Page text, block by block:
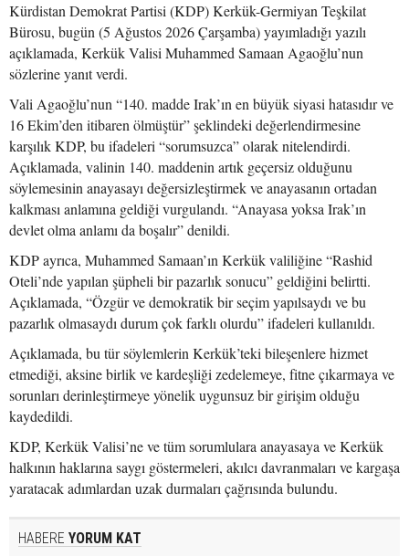
Kürdistan Demokrat Partisi (KDP) Kerkük-Germiyan Teşkilat
Bürosu, bugün (5 Ağustos 2026 Çarşamba) yayımladığı yazılı
açıklamada, Kerkük Valisi Muhammed Samaan Agaoğlu’nun
sözlerine yanıt verdi.
Vali Agaoğlu’nun “140. madde Irak’ın en büyük siyasi hatasıdır ve
16 Ekim’den itibaren ölmüştür” şeklindeki değerlendirmesine
karşılık KDP, bu ifadeleri “sorumsuzca” olarak nitelendirdi.
Açıklamada, valinin 140. maddenin artık geçersiz olduğunu
söylemesinin anayasayı değersizleştirmek ve anayasanın ortadan
kalkması anlamına geldiği vurgulandı. “Anayasa yoksa Irak’ın
devlet olma anlamı da boşalır” denildi.
KDP ayrıca, Muhammed Samaan’ın Kerkük valiliğine “Rashid
Oteli’nde yapılan şüpheli bir pazarlık sonucu” geldiğini belirtti.
Açıklamada, “Özgür ve demokratik bir seçim yapılsaydı ve bu
pazarlık olmasaydı durum çok farklı olurdu” ifadeleri kullanıldı.
Açıklamada, bu tür söylemlerin Kerkük’teki bileşenlere hizmet
etmediği, aksine birlik ve kardeşliği zedelemeye, fitne çıkarmaya ve
sorunları derinleştirmeye yönelik uygunsuz bir girişim olduğu
kaydedildi.
KDP, Kerkük Valisi’ne ve tüm sorumlulara anayasaya ve Kerkük
halkının haklarına saygı göstermeleri, akılcı davranmaları ve kargaşa
yaratacak adımlardan uzak durmaları çağrısında bulundu.
HABERE YORUM KAT